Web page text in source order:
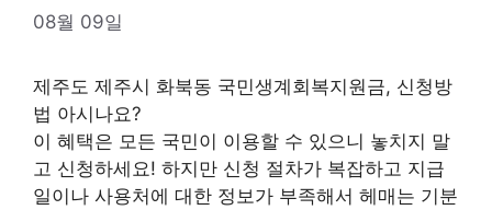
08월 09일
제주도 제주시 화북동 국민생계회복지원금, 신청방
법 아시나요?
이 혜택은 모든 국민이 이용할 수 있으니 놓치지 말
고 신청하세요! 하지만 신청 절차가 복잡하고 지급
일이나 사용처에 대한 정보가 부족해서 헤매는 기분